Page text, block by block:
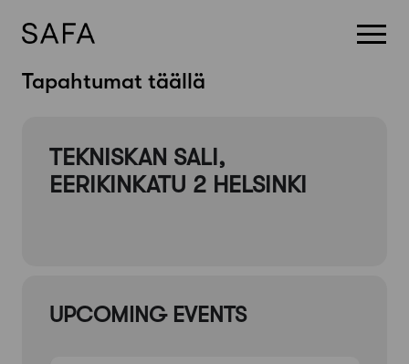
SkipTapahtumat täällä
TEKNISKAN SALI,
EERIKINKATU 2 HELSINKI
UPCOMING EVENTS